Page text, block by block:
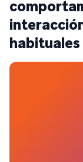
habituales